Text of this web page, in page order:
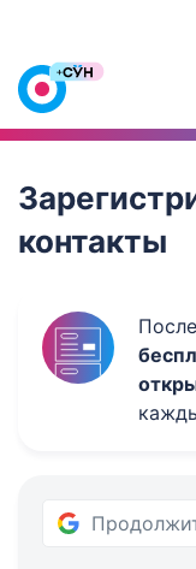
Work.ua
контакты